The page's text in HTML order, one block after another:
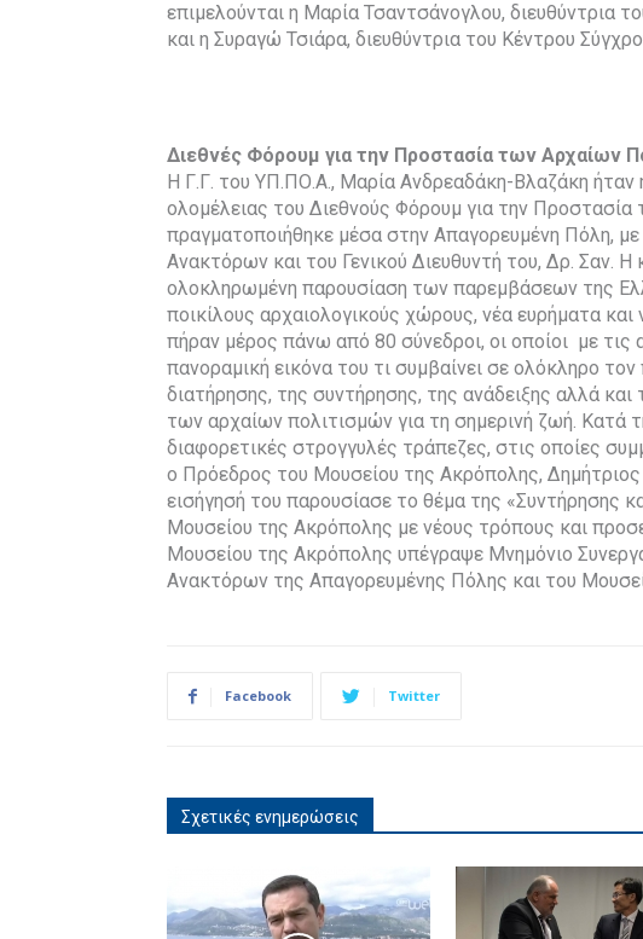
επιμελούνται η Μαρία Τσαντσάνογλου, διευθύντρια
και η Συραγώ Τσιάρα, διευθύντρια του Κέντρου
Διεθνές Φόρουμ για την Προστασία των Αρχαίων
Η Γ.Γ. του ΥΠ.ΠΟ.Α., Μαρία Ανδρεαδάκη-Βλαζάκη ήταν
ολομέλειας του Διεθνούς Φόρουμ για την
πραγματοποιήθηκε μέσα στην Απαγορευμένη Πόλη,
Ανακτόρων και του Γενικού Διευθυντή του, Δρ. Σαν.
ολοκληρωμένη παρουσίαση των παρεμβάσεων της
ποικίλους αρχαιολογικούς χώρους, νέα ευρήματα
πήραν μέρος πάνω από 80 σύνεδροι, οι οποίοι με
πανοραμική εικόνα του τι συμβαίνει σε ολόκληρο
διατήρησης, της συντήρησης, της ανάδειξης αλλά
των αρχαίων πολιτισμών για τη σημερινή ζωή. Κατά
διαφορετικές στρογγυλές τράπεζες, στις οποίες
ο Πρόεδρος του Μουσείου της Ακρόπολης,
εισήγησή του παρουσίασε το θέμα της «Συντήρησης
Μουσείου της Ακρόπολης με νέους τρόπους και
Μουσείου της Ακρόπολης υπέγραψε Μνημόνιο
Ανακτόρων της Απαγορευμένης Πόλης και του
Facebook Twitter
Σχετικές ενημερώσεις